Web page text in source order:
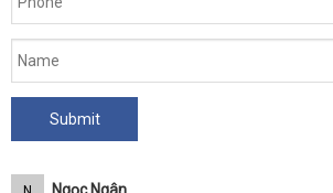
Ngọc Ngân